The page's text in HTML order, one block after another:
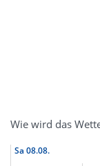
Wie wird das
Sa 08.08.